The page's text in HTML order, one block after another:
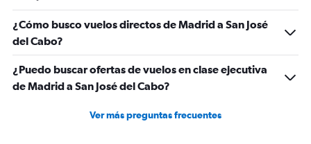
0
2400.
¿Cómo busco vuelos directos de Madrid a San José
del Cabo?
¿Puedo buscar ofertas de vuelos en clase ejecutiva
de Madrid a San José del Cabo?
Ver más preguntas frecuentes